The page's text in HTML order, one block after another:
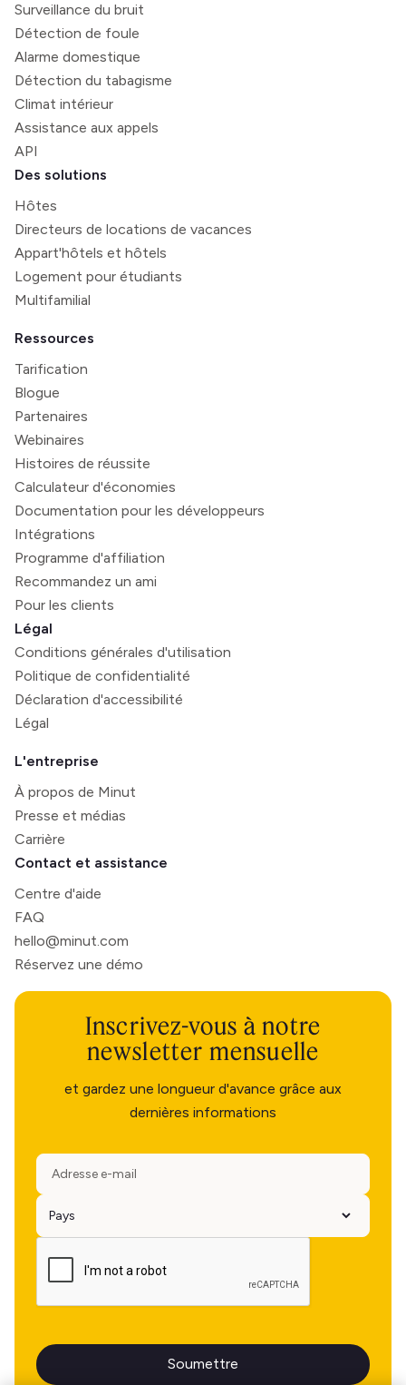
Surveillance du bruit
Détection de foule
Alarme domestique
Détection du tabagisme
Climat intérieur
Assistance aux appels
API
Des solutions
Hôtes
Directeurs de locations de vacances
Appart'hôtels et hôtels
Logement pour étudiants
Multifamilial
Ressources
Tarification
Blogue
Partenaires
Webinaires
Histoires de réussite
Calculateur d'économies
Documentation pour les développeurs
Intégrations
Programme d'affiliation
Recommandez un ami
Pour les clients
Légal
Conditions générales d'utilisation
Politique de confidentialité
Déclaration d'accessibilité
Légal
L'entreprise
À propos de Minut
Presse et médias
Carrière
Contact et assistance
Centre d'aide
FAQ
hello@minut.com
Réservez une démo
Inscrivez-vous à notre
newsletter mensuelle
et gardez une longueur d'avance grâce aux
dernières informations